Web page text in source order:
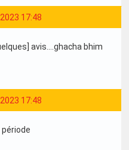
17:48
avis....ghacha bhim
17:48